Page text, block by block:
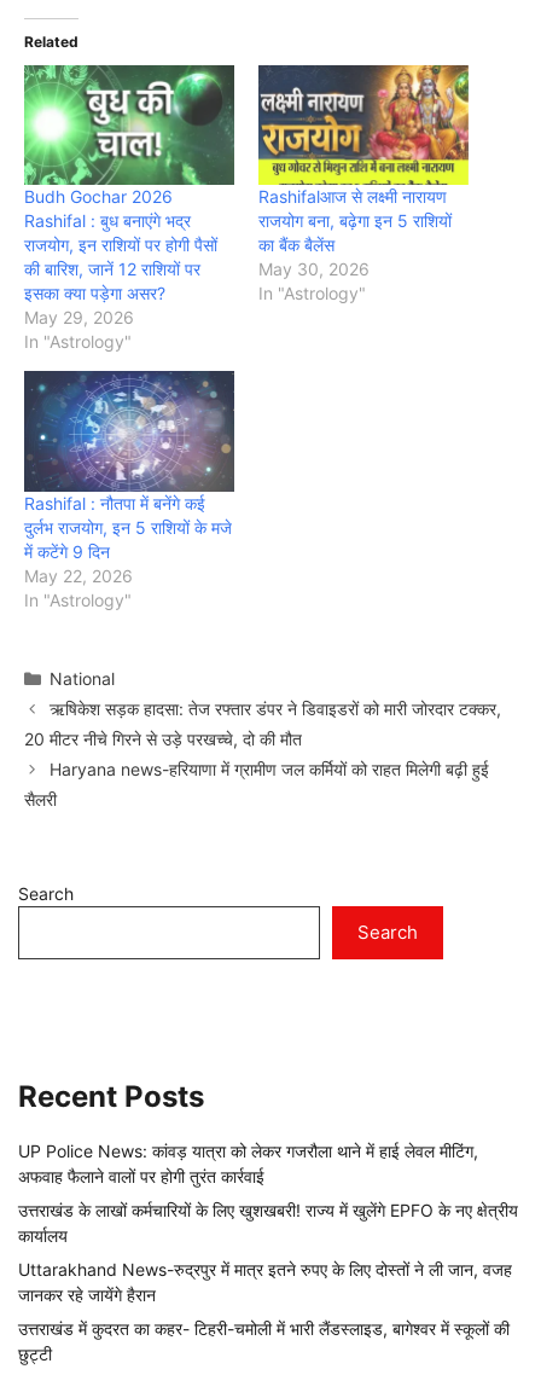
Related
Budh Gochar 2026
Rashifal : बुध बनाएंगे भद्र
राजयोग, इन राशियों पर होगी पैसों
की बारिश, जानें 12 राशियों पर
इसका क्या पड़ेगा असर?
May 29, 2026
In "Astrology"
Rashifalआज से लक्ष्मी नारायण
राजयोग बना, बढ़ेगा इन 5 राशियों
का बैंक बैलेंस
May 30, 2026
In "Astrology"
Rashifal : नौतपा में बनेंगे कई
दुर्लभ राजयोग, इन 5 राशियों के मजे
में कटेंगे 9 दिन
May 22, 2026
In "Astrology"
Categories
National
ऋषिकेश सड़क हादसा: तेज रफ्तार डंपर ने डिवाइडरों को मारी जोरदार टक्कर,
20 मीटर नीचे गिरने से उड़े परखच्चे, दो की मौत
Haryana news-हरियाणा में ग्रामीण जल कर्मियों को राहत मिलेगी बढ़ी हुई
सैलरी
Search
Search
Recent Posts
UP Police News: कांवड़ यात्रा को लेकर गजरौला थाने में हाई लेवल मीटिंग,
अफवाह फैलाने वालों पर होगी तुरंत कार्रवाई
उत्तराखंड के लाखों कर्मचारियों के लिए खुशखबरी! राज्य में खुलेंगे EPFO के नए क्षेत्रीय
कार्यालय
Uttarakhand News-रुद्रपुर में मात्र इतने रुपए के लिए दोस्तों ने ली जान, वजह
जानकर रहे जायेंगे हैरान
उत्तराखंड में कुदरत का कहर- टिहरी-चमोली में भारी लैंडस्लाइड, बागेश्वर में स्कूलों की
छुट्टी